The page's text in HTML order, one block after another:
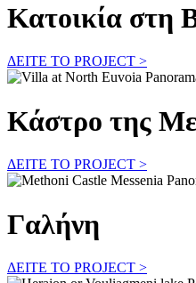
Κατοικία στη
ΔΕΙΤΕ ΤΟ PROJECT >
Κάστρο της
ΔΕΙΤΕ ΤΟ PROJECT >
Γαλήνη
ΔΕΙΤΕ ΤΟ PROJECT >